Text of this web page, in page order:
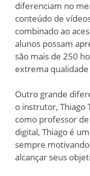
diferenciam no
conteúdo de
combinado ao
alunos possam
são mais de 250
extrema
Outro grande
o instrutor, Thiago
como professor
digital, Thiago é
sempre
alcançar seus